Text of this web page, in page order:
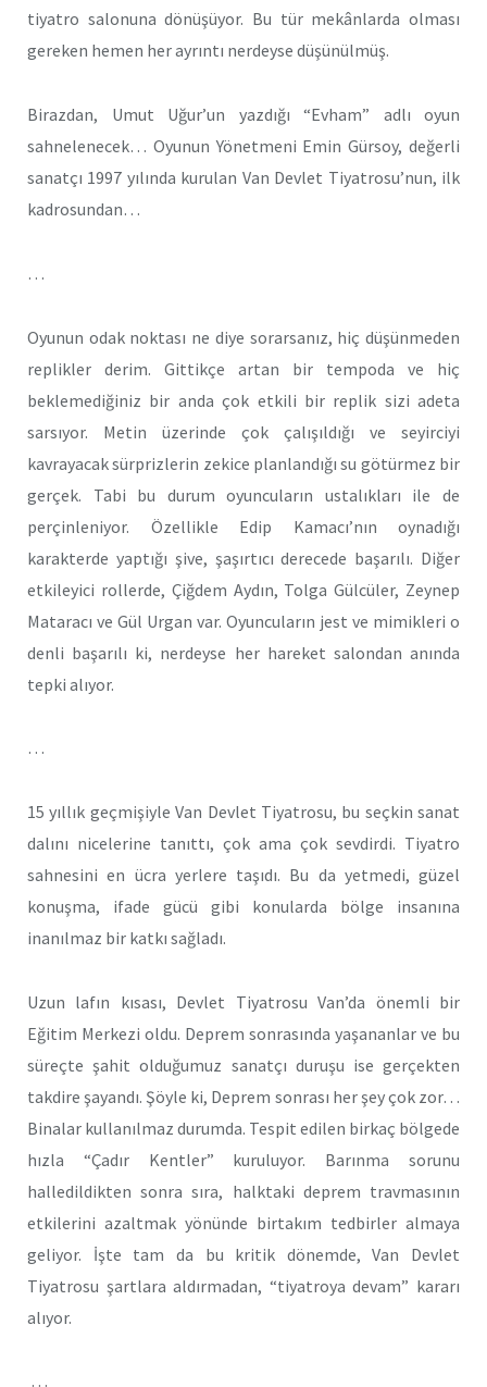
tiyatro salonuna dönüşüyor. Bu tür mekânlarda olması
gereken hemen her ayrıntı nerdeyse düşünülmüş.
Birazdan, Umut Uğur’un yazdığı “Evham” adlı oyun
sahnelenecek… Oyunun Yönetmeni Emin Gürsoy, değerli
sanatçı 1997 yılında kurulan Van Devlet Tiyatrosu’nun, ilk
kadrosundan…
…
Oyunun odak noktası ne diye sorarsanız, hiç düşünmeden
replikler derim. Gittikçe artan bir tempoda ve hiç
beklemediğiniz bir anda çok etkili bir replik sizi adeta
sarsıyor. Metin üzerinde çok çalışıldığı ve seyirciyi
kavrayacak sürprizlerin zekice planlandığı su götürmez bir
gerçek. Tabi bu durum oyuncuların ustalıkları ile de
perçinleniyor. Özellikle Edip Kamacı’nın oynadığı
karakterde yaptığı şive, şaşırtıcı derecede başarılı. Diğer
etkileyici rollerde, Çiğdem Aydın, Tolga Gülcüler, Zeynep
Mataracı ve Gül Urgan var. Oyuncuların jest ve mimikleri o
denli başarılı ki, nerdeyse her hareket salondan anında
tepki alıyor.
…
15 yıllık geçmişiyle Van Devlet Tiyatrosu, bu seçkin sanat
dalını nicelerine tanıttı, çok ama çok sevdirdi. Tiyatro
sahnesini en ücra yerlere taşıdı. Bu da yetmedi, güzel
konuşma, ifade gücü gibi konularda bölge insanına
inanılmaz bir katkı sağladı.
Uzun lafın kısası, Devlet Tiyatrosu Van’da önemli bir
Eğitim Merkezi oldu. Deprem sonrasında yaşananlar ve bu
süreçte şahit olduğumuz sanatçı duruşu ise gerçekten
takdire şayandı. Şöyle ki, Deprem sonrası her şey çok zor…
Binalar kullanılmaz durumda. Tespit edilen birkaç bölgede
hızla “Çadır Kentler” kuruluyor. Barınma sorunu
halledildikten sonra sıra, halktaki deprem travmasının
etkilerini azaltmak yönünde birtakım tedbirler almaya
geliyor. İşte tam da bu kritik dönemde, Van Devlet
Tiyatrosu şartlara aldırmadan, “tiyatroya devam” kararı
alıyor.
…